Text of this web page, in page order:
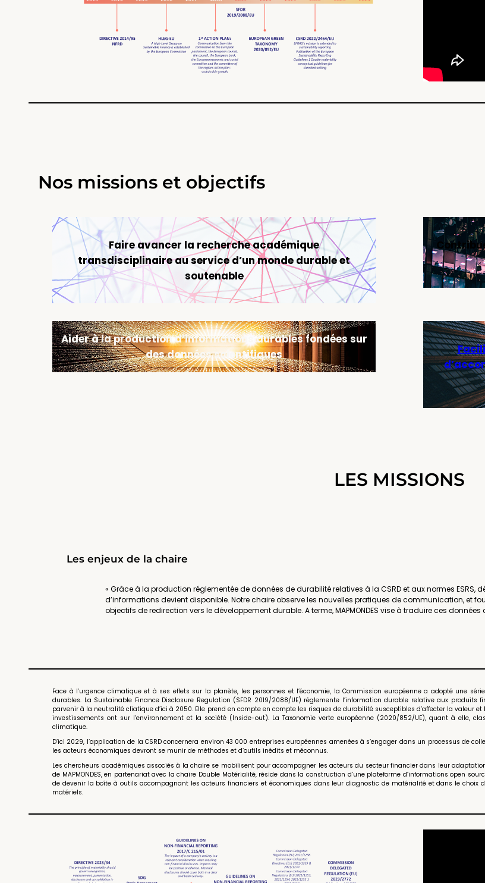
Nos missions et objectifs
Faire avancer la recherche académique
transdisciplinaire au service d’un monde durable et
soutenable
Aider à la production d’informations durables fondées sur
des données scientifiques
LES MISSIONS
Les enjeux de la chaire
« Grâce à la production réglementée de données de durabilité relatives à la CSRD et aux normes ESRS,
d’informations devient disponible. Notre chaire observe les nouvelles pratiques de communication, et
objectifs de redirection vers le développement durable. A terme, MAPMONDES vise à traduire ces
Face à l’urgence climatique et à ses effets sur la planète, les personnes et l’économie, la Commission européenne a adopté une
durables. La Sustainable Finance Disclosure Regulation (SFDR 2019/2088/UE) réglemente l’information durable relative aux
parvenir à la neutralité cliatique d’ici à 2050. Elle prend en compte en compte les risques de durabilité susceptibles d’affecter la
investissements ont sur l’environnement et la société (Inside-out). La Taxonomie verte européenne (2020/852/UE), quant à elle,
climatique.
D’ici 2029, l’application de la CSRD concernera environ 43 000 entreprises européennes amenées à s’engager dans un processus de
les acteurs économiques devront se munir de méthodes et d’outils inédits et méconnus.
Les chercheurs académiques associés à la chaire se mobilisent pour accompagner les acteurs du secteur financier dans leur
de MAPMONDES, en partenariat avec la chaire Double Matérialité, réside dans la construction d’une plateforme d’informations open
de devenir la boîte à outils accompagnant les acteurs financiers et économiques dans leur diagnostic de matérialité et dans le choix
matériels.